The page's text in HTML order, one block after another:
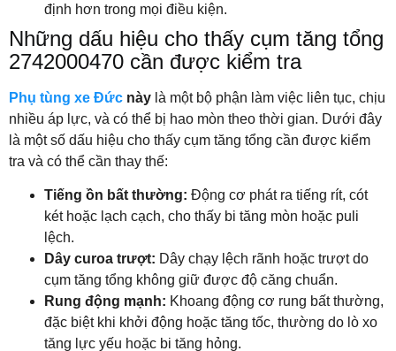
định hơn trong mọi điều kiện.
Những dấu hiệu cho thấy cụm tăng tổng
2742000470 cần được kiểm tra
Phụ tùng xe Đức này là một bộ phận làm việc liên tục, chịu
nhiều áp lực, và có thể bị hao mòn theo thời gian. Dưới đây
là một số dấu hiệu cho thấy cụm tăng tổng cần được kiểm
tra và có thể cần thay thế:
Tiếng ồn bất thường: Động cơ phát ra tiếng rít, cót
két hoặc lạch cạch, cho thấy bi tăng mòn hoặc puli
lệch.
Dây curoa trượt: Dây chạy lệch rãnh hoặc trượt do
cụm tăng tổng không giữ được độ căng chuẩn.
Rung động mạnh: Khoang động cơ rung bất thường,
đặc biệt khi khởi động hoặc tăng tốc, thường do lò xo
tăng lực yếu hoặc bi tăng hỏng.